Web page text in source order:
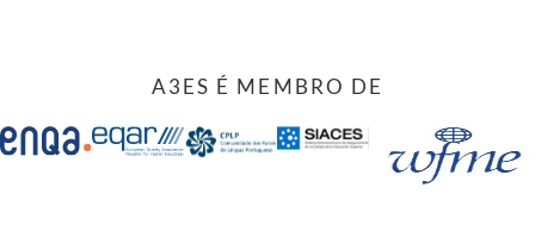
A3ES É MEMBRO DE